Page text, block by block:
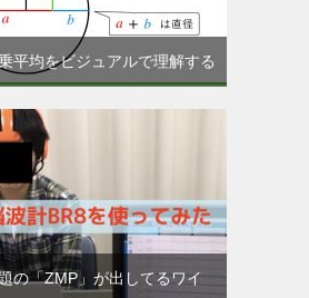
平均をビジュアルで理解する
の「ZMP」が出してるワイ